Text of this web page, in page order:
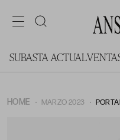
SUBASTA ACTUAL
HOME MARZO 2023